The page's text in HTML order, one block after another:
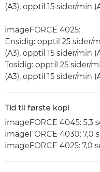
(A3), opptil 15 sider/min
imageFORCE 4025:
Ensidig: opptil 25 sider/
(A3), opptil 15 sider/min
Tosidig: opptil 25 sider/
(A3), opptil 15 sider/min
Tid til første kopi
imageFORCE 4045: 5,3
imageFORCE 4030: 7,0
imageFORCE 4025: 7,0